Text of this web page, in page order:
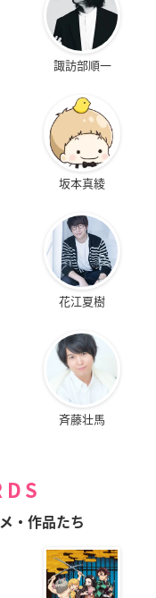
諏訪部順一
坂本真綾
花江夏樹
斉藤壮馬
・作品たち